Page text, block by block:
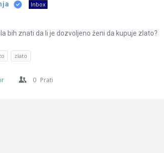
Inbox
bih znati da li je dozvoljeno ženi da kupuje zlato?
zlato
0 Prati